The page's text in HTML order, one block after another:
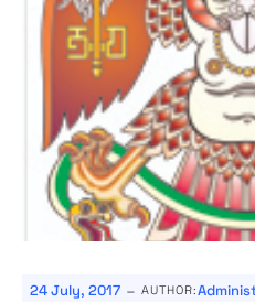
24 July, 2017 - AUTHOR: